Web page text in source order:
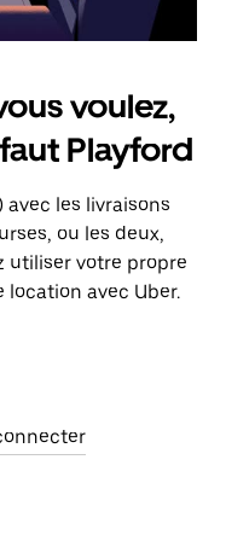
voulez,
Playford
les livraisons
ou les deux,
utiliser votre propre
avec Uber.